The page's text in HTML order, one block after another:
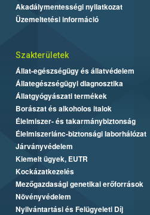
Akadálymentességi nyilatkozat
Üzemeltetési információ
Szakterületek
Állat-egészségügy és állatvédelem
Állategészségügyi diagnosztika
Állatgyógyászati termékek
Borászat és alkoholos italok
Élelmiszer- és takarmánybiztonság
Élelmiszerlánc-biztonsági laborhálózat
Járványvédelem
Kiemelt ügyek, EUTR
Kockázatkezelés
Mezőgazdasági genetikai erőforrások
Növényvédelem
Nyilvántartási és Felügyeleti Díj